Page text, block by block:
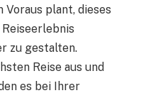
Voraus plant, dieses
zu gestalten.
Reise aus und
es bei Ihrer